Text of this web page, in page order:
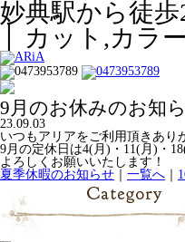
妙典駅から徒
│ カット,カラー
9月のお休みのお知
23.09.03
いつもアリアをご利用頂きあり
9月の定休日は4(月)・11(月)・
よろしくお願いいたします！
夏季休暇のお知らせ
一覧へ